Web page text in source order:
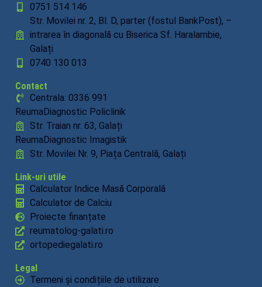
0751 514 146
Str. Movilei nr. 2, Bl. D, parter (fostul BankPost), –
intrarea în diagonală cu Biserica Sf. Haralambie,
Galați
0740 130 013
Contact
Centrala: 0336 991
ReumaDiagnostic Policlinik
Str. Traian nr. 63, Galați
ReumaDiagnostic Imagistik
Str. Movilei Nr. 9, Piața Centrală, Galați
Link-uri utile
Calculator Indice Masă Corporală
Calculator de Calciu
Proiecte finanțate
reumatolog-galati.ro
ortopediegalati.ro
Legal
Termeni și condițiile de utilizare